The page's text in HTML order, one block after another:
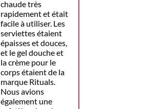
chaude très
rapidement et était
facile à utiliser. Les
serviettes étaient
épaisses et douces,
et le gel douche et
la crème pour le
corps étaient de la
marque Rituals.
Nous avions
également une